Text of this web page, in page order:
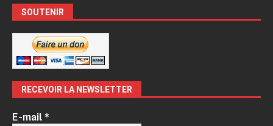
SOUTENIR
RECEVOIR LA NEWSLETTER
E-mail*